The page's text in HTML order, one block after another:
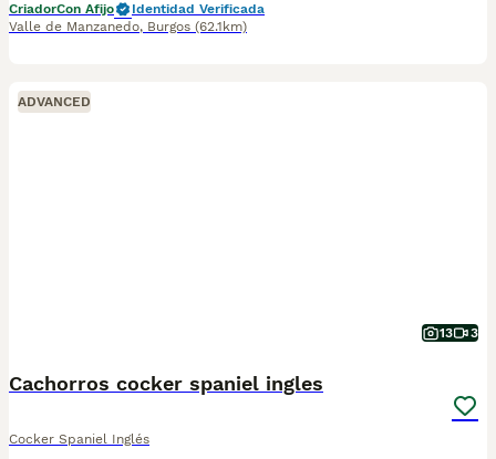
CriadorCon Afijo
Identidad Verificada
Valle de Manzanedo, Burgos (62.1km)
ADVANCED
13 3
Cachorros cocker spaniel ingles
Cocker Spaniel Inglés